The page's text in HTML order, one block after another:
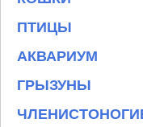
ПТИЦЫ
АКВАРИУМ
ГРЫЗУНЫ